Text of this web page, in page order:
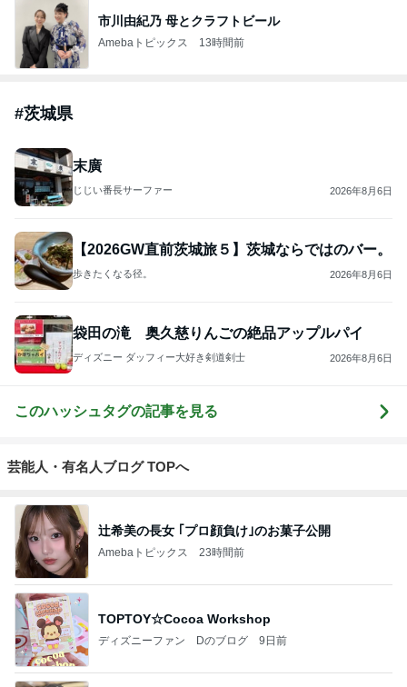
市川由紀乃 母とクラフトビール
Amebaトピックス 13時間前
#茨城県
末廣
じじい番長サーファー 2026年8月6日
【2026GW直前茨城旅５】茨城ならではのバー。
歩きたくなる径。 2026年8月6日
袋田の滝 奥久慈りんごの絶品アップルパイ
ディズニー ダッフィー大好き剣道剣士 2026年8月6日
このハッシュタグの記事を見る
芸能人・有名人ブログ TOPへ
辻希美の長女 ｢プロ顔負け｣のお菓子公開
Amebaトピックス 23時間前
TOPTOY☆Cocoa Workshop
ディズニーファン Dのブログ 9日前